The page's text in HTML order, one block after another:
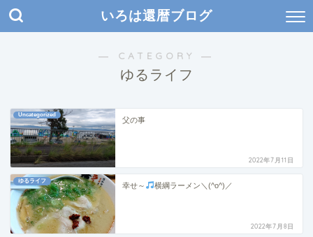
いろは還暦ブログ
― CATEGORY ―
ゆるライフ
Uncategorized
父の事
2022年7月11日
ゆるライフ
幸せ～ 横綱ラーメン＼(^o^)／
2022年7月8日